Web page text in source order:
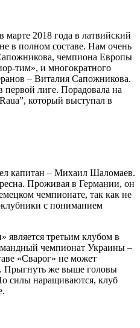
2018 года в латвийский
в полном составе. Нам очень
чемпиона Европы
тим», и многократного
– Виталия Сапожникова.
первой лиге. Порадовала на
который выступал в
капитан – Михаил Шаломаев.
Проживая в Германии, он
чемпионате, так как не
с пониманием
является третьим клубом в
чемпионат Украины –
«Сварог» не может
Прыгнуть же выше головы
силы наращиваются, клуб